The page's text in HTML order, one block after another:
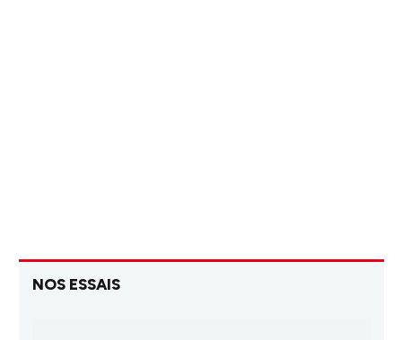
NOS ESSAIS